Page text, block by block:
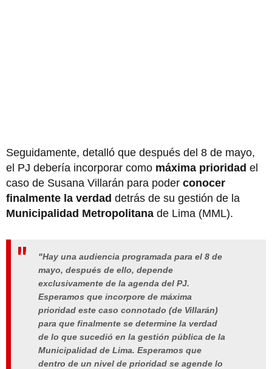
Seguidamente, detalló que después del 8 de mayo,
el PJ debería incorporar como máxima prioridad el
caso de Susana Villarán para poder conocer
finalmente la verdad detrás de su gestión de la
Municipalidad Metropolitana de Lima (MML).
"Hay una audiencia programada para el 8 de
mayo, después de ello, depende
exclusivamente de la agenda del PJ.
Esperamos que incorpore de máxima
prioridad este caso connotado (de Villarán)
para que finalmente se determine la verdad
de lo que sucedió en la gestión pública de la
Municipalidad de Lima. Esperamos que
dentro de un nivel de prioridad se agende lo